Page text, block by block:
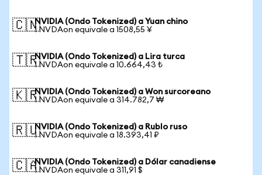
🇨🇳NVIDIA (Ondo Tokenized) a Yuan chino
1 NVDAon equivale a 1508,55 ¥
🇹🇷NVIDIA (Ondo Tokenized) a Lira turca
1 NVDAon equivale a 10.664,43 ₺
🇰🇷NVIDIA (Ondo Tokenized) a Won surcoreano
1 NVDAon equivale a 314.782,7 ₩
🇷🇺NVIDIA (Ondo Tokenized) a Rublo ruso
1 NVDAon equivale a 18.393,41 ₽
🇨🇦NVIDIA (Ondo Tokenized) a Dólar canadiense
1 NVDAon equivale a 311,91 $